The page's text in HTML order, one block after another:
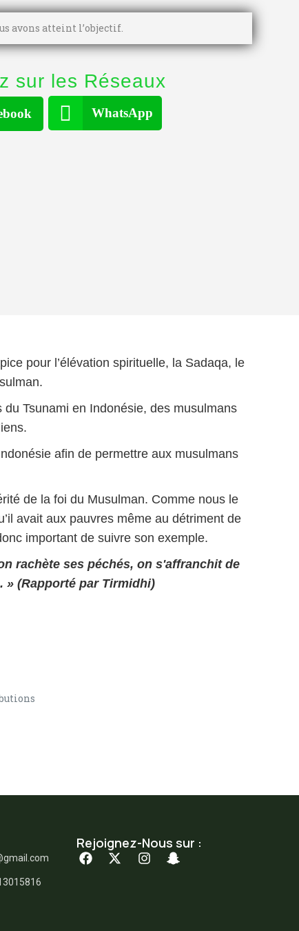
avons atteint l’objectif.
sur les Réseaux
WhatsApp
pour l’élévation spirituelle, la Sadaqa, le
Tsunami en Indonésie, des musulmans
afin de permettre aux musulmans
de la foi du Musulman. Comme nous le
avait aux pauvres même au détriment de
important de suivre son exemple.
rachète ses péchés, on s'affranchit de
» (Rapporté par Tirmidhi)
Rejoignez-Nous sur :